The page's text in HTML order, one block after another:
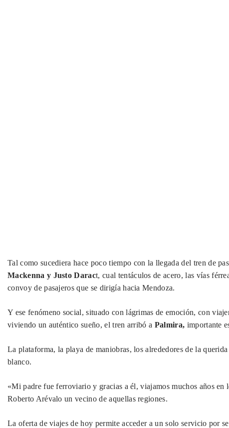
Tal como sucediera hace poco tiempo con la llegada del tren de
Mackenna y Justo Daract, cual tentáculos de acero, las vías
convoy de pasajeros que se dirigía hacia Mendoza.
Y ese fenómeno social, situado con lágrimas de emoción, con
viviendo un auténtico sueño, el tren arribó a Palmira, importante
La plataforma, la playa de maniobras, los alrededores de la
blanco.
«Mi padre fue ferroviario y gracias a él, viajamos muchos años en
Roberto Arévalo un vecino de aquellas regiones.
La oferta de viajes de hoy permite acceder a un solo servicio por